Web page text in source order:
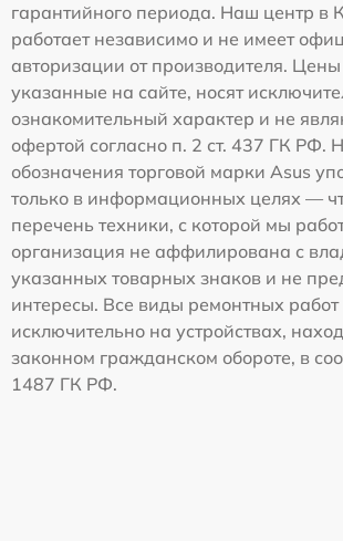
гарантийного периода. Наш центр в
работает независимо и не имеет
авторизации от производителя.
указанные на сайте, носят
ознакомительный характер и не
офертой согласно п. 2 ст. 437 ГК РФ.
обозначения торговой марки Asus
только в информационных целях —
перечень техники, с которой мы
организация не аффилирована с
указанных товарных знаков и не
интересы. Все виды ремонтных
исключительно на устройствах,
законном гражданском обороте, в
1487 ГК РФ.